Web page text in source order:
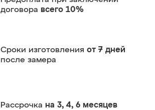
договора всего 10%
Сроки изготовления от 7 дней
после замера
Рассрочка на 3, 4, 6 месяцев